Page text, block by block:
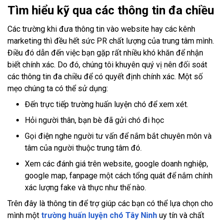
Tìm hiểu kỹ qua các thông tin đa chiều
Các trường khi đưa thông tin vào website hay các kênh
marketing thì đều hết sức PR chất lượng của trung tâm mình.
Điều đó dẫn đến việc bạn gặp rất nhiều khó khăn để nhận
biết chính xác. Do đó, chúng tôi khuyên quý vị nên đối soát
các thông tin đa chiều để có quyết định chính xác. Một số
mẹo chúng ta có thể sử dụng:
Đến trực tiếp trường huấn luyện chó để xem xét.
Hỏi người thân, bạn bè đã gửi chó đi học
Gọi điện nghe người tư vấn để nắm bắt chuyên môn và
tâm của người thuộc trung tâm đó.
Xem các đánh giá trên website, google doanh nghiệp,
google map, fanpage một cách tổng quát để nắm chính
xác lượng fake và thực như thế nào.
Trên đây là thông tin để trợ giúp các bạn có thể lựa chọn cho
mình một trường huấn luyện chó Tây Ninh uy tín và chất